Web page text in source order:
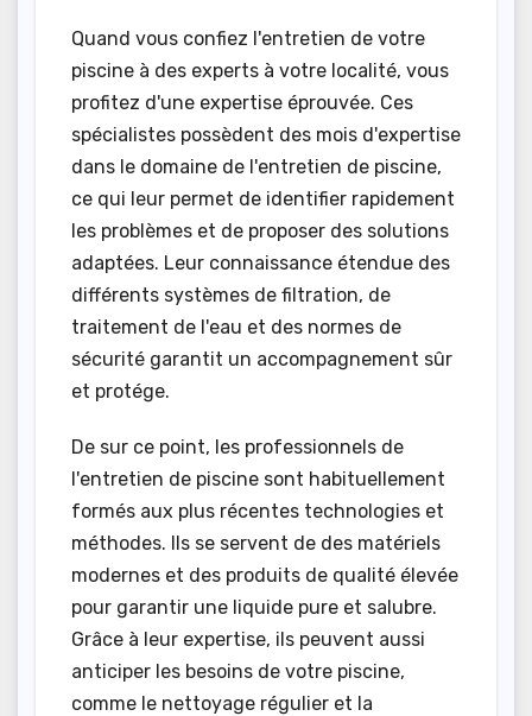
Quand vous confiez l'entretien de votre
piscine à des experts à votre localité, vous
profitez d'une expertise éprouvée. Ces
spécialistes possèdent des mois d'expertise
dans le domaine de l'entretien de piscine,
ce qui leur permet de identifier rapidement
les problèmes et de proposer des solutions
adaptées. Leur connaissance étendue des
différents systèmes de filtration, de
traitement de l'eau et des normes de
sécurité garantit un accompagnement sûr
et protége.
De sur ce point, les professionnels de
l'entretien de piscine sont habituellement
formés aux plus récentes technologies et
méthodes. Ils se servent de des matériels
modernes et des produits de qualité élevée
pour garantir une liquide pure et salubre.
Grâce à leur expertise, ils peuvent aussi
anticiper les besoins de votre piscine,
comme le nettoyage régulier et la